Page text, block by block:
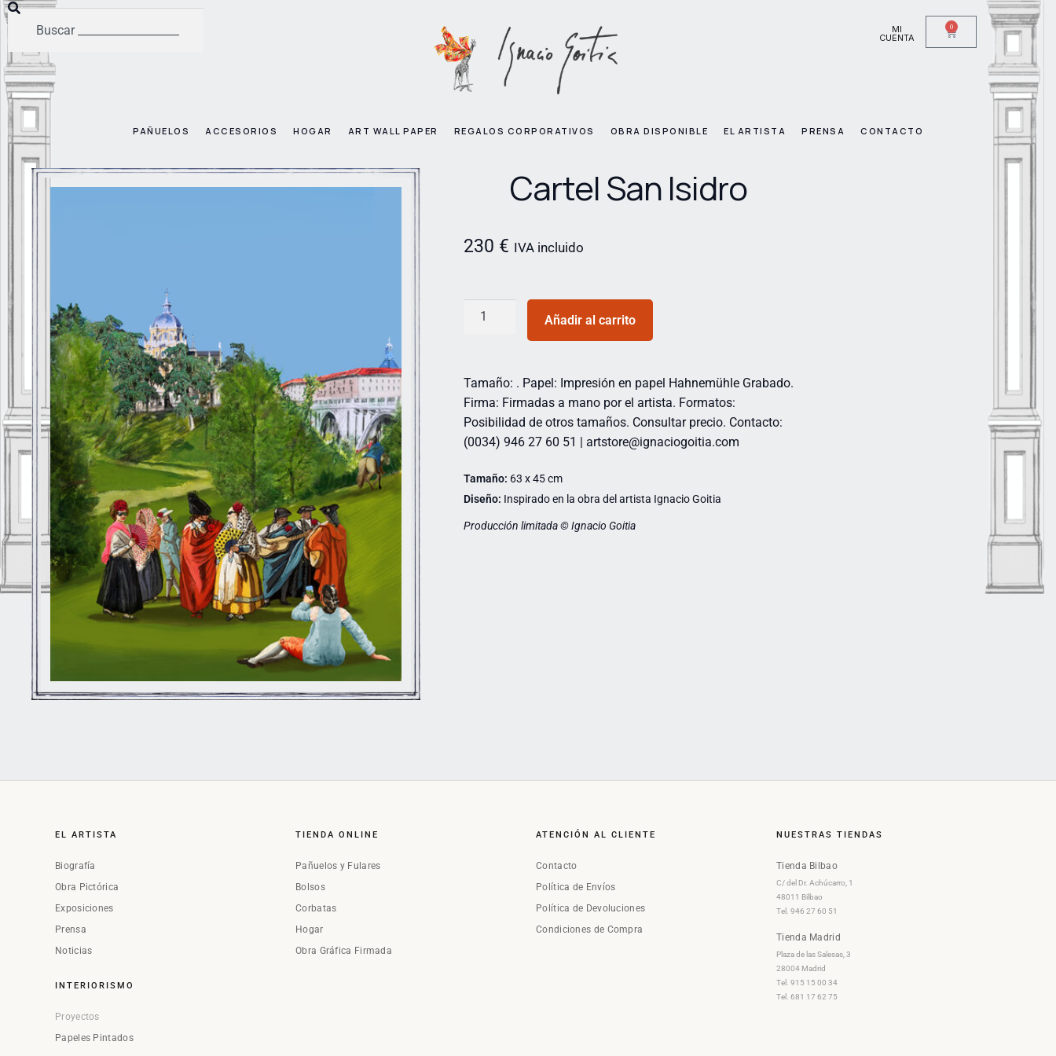
MI
CUENTA
0
PAÑUELOS ACCESORIOS HOGAR ART WALL PAPER REGALOS CORPORATIVOS OBRA DISPONIBLE EL ARTISTA PRENSA CONTACTO
Cartel San Isidro
230 € IVA incluido
Añadir al carrito
Tamaño: . Papel: Impresión en papel Hahnemühle Grabado.
Firma: Firmadas a mano por el artista. Formatos:
Posibilidad de otros tamaños. Consultar precio. Contacto:
(0034) 946 27 60 51 | artstore@ignaciogoitia.com
Tamaño: 63 x 45 cm
Diseño: Inspirado en la obra del artista Ignacio Goitia
Producción limitada © Ignacio Goitia
EL ARTISTA
Biografía
Obra Pictórica
Exposiciones
Prensa
Noticias
INTERIORISMO
Proyectos
Papeles Pintados
TIENDA ONLINE
Pañuelos y Fulares
Bolsos
Corbatas
Hogar
Obra Gráfica Firmada
ATENCIÓN AL CLIENTE
Contacto
Política de Envíos
Política de Devoluciones
Condiciones de Compra
NUESTRAS TIENDAS
Tienda Bilbao
C/ del Dr. Achúcarro, 1
48011 Bilbao
Tel. 946 27 60 51
Tienda Madrid
Plaza de las Salesas, 3
28004 Madrid
Tel. 915 15 00 34
Tel. 681 17 62 75